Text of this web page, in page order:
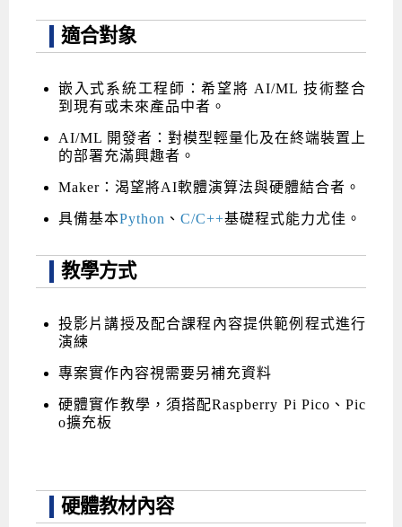
適合對象
嵌入式系統工程師：希望將 AI/ML 技術整合
到現有或未來產品中者。
AI/ML 開發者：對模型輕量化及在終端裝置上
的部署充滿興趣者。
Maker：渴望將AI軟體演算法與硬體結合者。
具備基本Python 、 C/C++基礎程式能力尤佳。
教學方式
投影片講授及配合課程內容提供範例程式進行
演練
專案實作內容視需要另補充資料
硬體實作教學，須搭配Raspberry Pi Pico、Pic
o擴充板
硬體教材內容